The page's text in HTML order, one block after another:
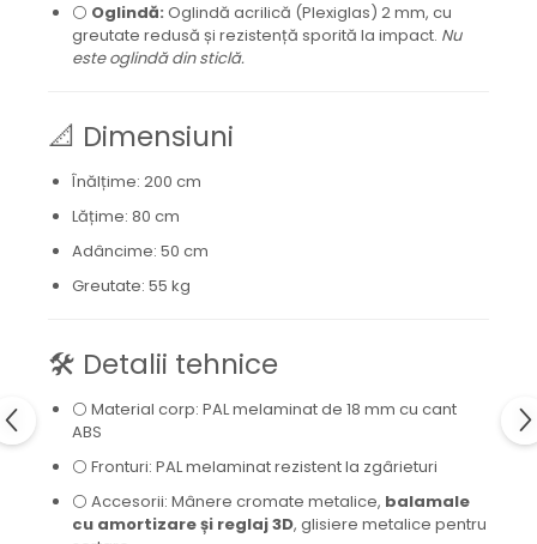
⚪ Oglindă: Oglindă acrilică (Plexiglas) 2 mm, cu
greutate redusă și rezistență sporită la impact. Nu
este oglindă din sticlă.
📐 Dimensiuni
Înălțime: 200 cm
Lățime: 80 cm
Adâncime: 50 cm
Greutate: 55 kg
🛠️ Detalii tehnice
⚪ Material corp: PAL melaminat de 18 mm cu cant
ABS
⚪ Fronturi: PAL melaminat rezistent la zgârieturi
⚪ Accesorii: Mânere cromate metalice, balamale
cu amortizare și reglaj 3D, glisiere metalice pentru